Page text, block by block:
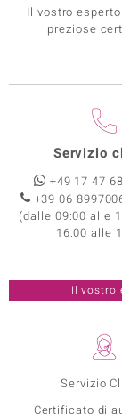
Servizio
Certificato di
Il vostro
preziose
Servizio
+49 17 47
+39 06
(dalle 09:00 alle
16:00 alle
Il vostro